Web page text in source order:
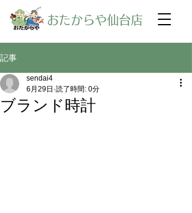
​おたからや仙台店
記事
ブランド時計
sendai4
6月29日 読了時間: 0分